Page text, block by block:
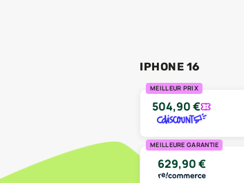
IPHONE 16
MEILLEUR PRIX
504,90€
MEILLEURE GARANTIE
629,90€